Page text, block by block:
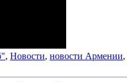
, Новости, новости Армении,